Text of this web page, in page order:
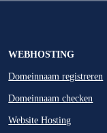
WEBHOSTING
Domeinnaam registreren
Domeinnaam checken
Website Hosting